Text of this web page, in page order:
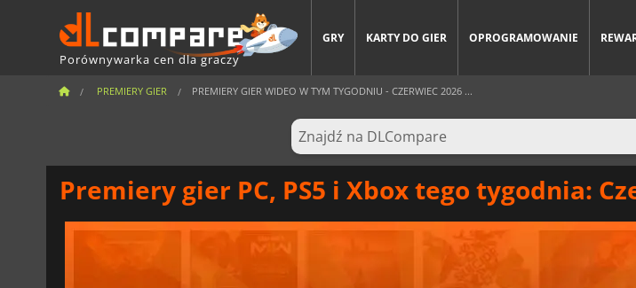
Porównywarka cen dla graczy
GRY KARTY DO GIER OPROGRAMOWANIE
PREMIERY GIER PREMIERY GIER WIDEO W TYM TYGODNIU - CZERWIEC 2026 ...
Premiery gier PC, PS5 i Xbox tego tygodnia: